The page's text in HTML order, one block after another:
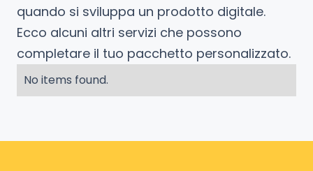
quando si sviluppa un prodotto digitale.
Ecco alcuni altri servizi che possono
completare il tuo pacchetto personalizzato.
No items found.